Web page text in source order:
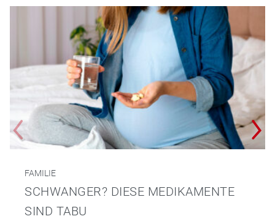
FAMILIE
SCHWANGER? DIESE MEDIKAMENTE
SIND TABU